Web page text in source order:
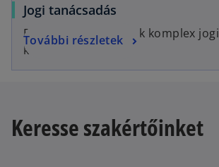
Jogi tanácsadás
Egyszerű megoldások komplex jogi
kérdésekben.
További részletek
Keresse szakértőinket